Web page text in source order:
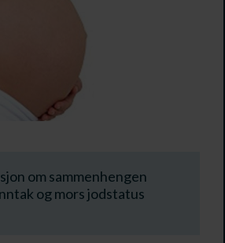
om sammenhengen
og mors jodstatus